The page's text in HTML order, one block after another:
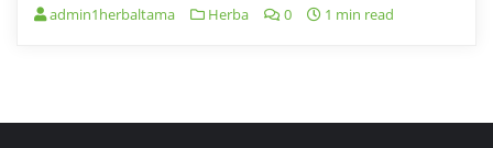
admin1herbaltama Herba 0 1 min read